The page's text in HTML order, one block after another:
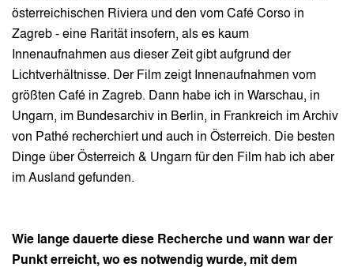
österreichischen Riviera und den vom Café Corso in
Zagreb - eine Rarität insofern, als es kaum
Innenaufnahmen aus dieser Zeit gibt aufgrund der
Lichtverhältnisse. Der Film zeigt Innenaufnahmen vom
größten Café in Zagreb. Dann habe ich in Warschau, in
Ungarn, im Bundesarchiv in Berlin, in Frankreich im Archiv
von Pathé recherchiert und auch in Österreich. Die besten
Dinge über Österreich & Ungarn für den Film hab ich aber
im Ausland gefunden.
Wie lange dauerte diese Recherche und wann war der
Punkt erreicht, wo es notwendig wurde, mit dem